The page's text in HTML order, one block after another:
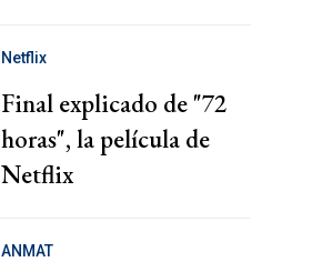
Netflix
Final explicado de "72
horas", la película de
Netflix
ANMAT